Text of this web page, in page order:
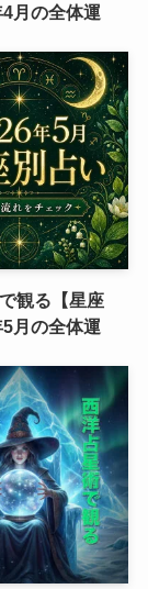
月の全体運
観る【星座
月の全体運